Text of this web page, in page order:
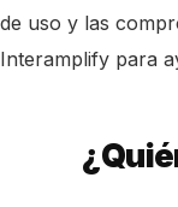
de uso y las
Interamplify para